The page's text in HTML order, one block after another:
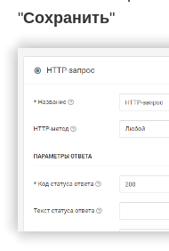
"Сохранить"